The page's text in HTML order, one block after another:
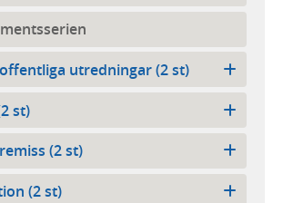
utredningar (2 st)
st)
(2 st)
(2 st)